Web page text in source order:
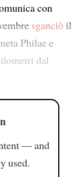
con
sganciòil
Philae e
dal
— and
used.